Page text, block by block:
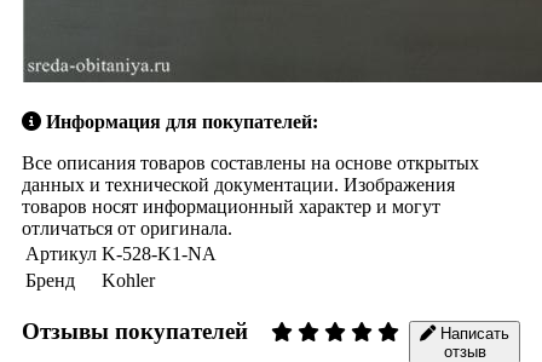
Информация для покупателей:
Все описания товаров составлены на основе открытых
данных и технической документации. Изображения
товаров носят информационный характер и могут
отличаться от оригинала.
Артикул K-528-K1-NA
Бренд
Kohler
Отзывы покупателей
Написать
отзыв